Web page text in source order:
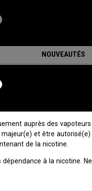
NOUVEAUTÉS
auprès des vapoteurs
et être autorisé(e)
de la nicotine.
à la nicotine. Ne